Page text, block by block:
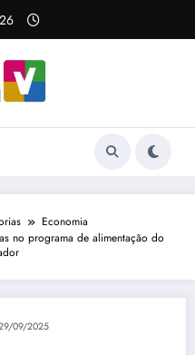
Economia
no programa de alimentação do
09/2025